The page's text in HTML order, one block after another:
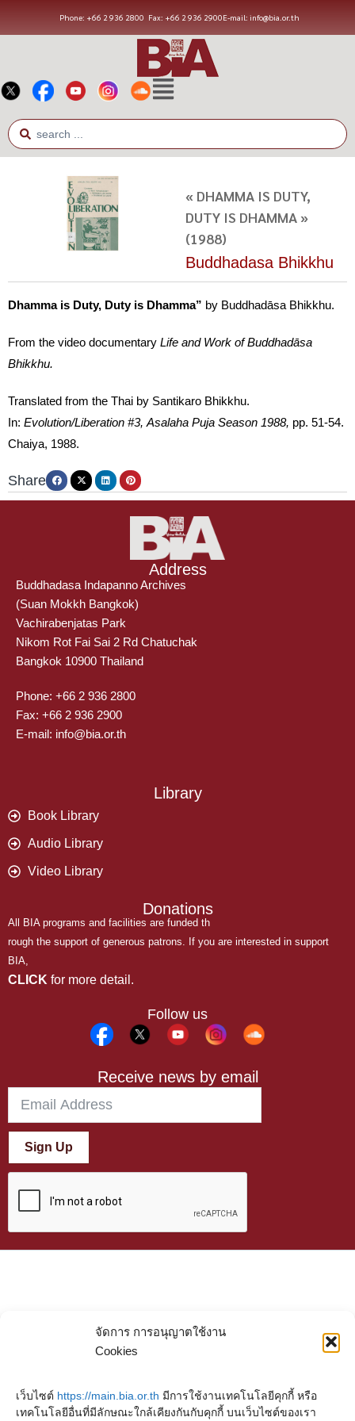
จัดการ การอนุญาตใช้งาน
Cookies
เว็บไซต์ https://main.bia.or.th มีการใช้งานเทคโนโลยีคุกกี้ หรือ
เทคโนโลยีอื่นที่มีลักษณะใกล้เคียงกันกับคุกกี้ บนเว็บไซต์ของเรา
Phone: +66 2 936 2800 Fax: +66 2 936 2900E-mail: info@bia.or.th
« DHAMMA IS DUTY,
DUTY IS DHAMMA »
(1988)
Buddhadasa Bhikkhu
Dhamma is Duty, Duty is Dhamma” by Buddhadāsa Bhikkhu.
From the video documentary Life and Work of Buddhadāsa
Bhikkhu.
Translated from the Thai by Santikaro Bhikkhu.
In: Evolution/Liberation #3, Asalaha Puja Season 1988, pp. 51-54.
Chaiya, 1988.
Share
Address
Buddhadasa Indapanno Archives
(Suan Mokkh Bangkok)
Vachirabenjatas Park
Nikom Rot Fai Sai 2 Rd Chatuchak
Bangkok 10900 Thailand
Phone: +66 2 936 2800
Fax: +66 2 936 2900
E-mail: info@bia.or.th
Library
Book Library
Audio Library
Video Library
Donations
All BIA programs and facilities are funded th
rough the support of generous patrons. If you are interested in support
BIA,
CLICK for more detail.
Follow us
Receive news by email
Sign Up